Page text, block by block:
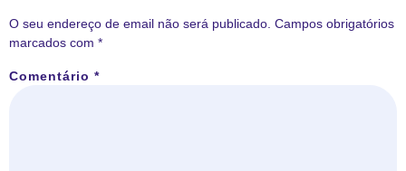
O seu endereço de email não será publicado. Campos obrigatórios
marcados com *
Comentário *